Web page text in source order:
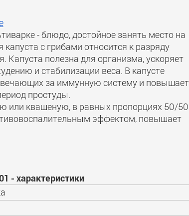
- блюдо, достойное занять место на
с грибами относится к разряду
Капуста полезна для организма, ускоряет
и стабилизации веса. В капусте
за иммунную систему и повышает
простуды.
или квашеную, в равных пропорциях 50/
эффектом, повышает
- характеристики